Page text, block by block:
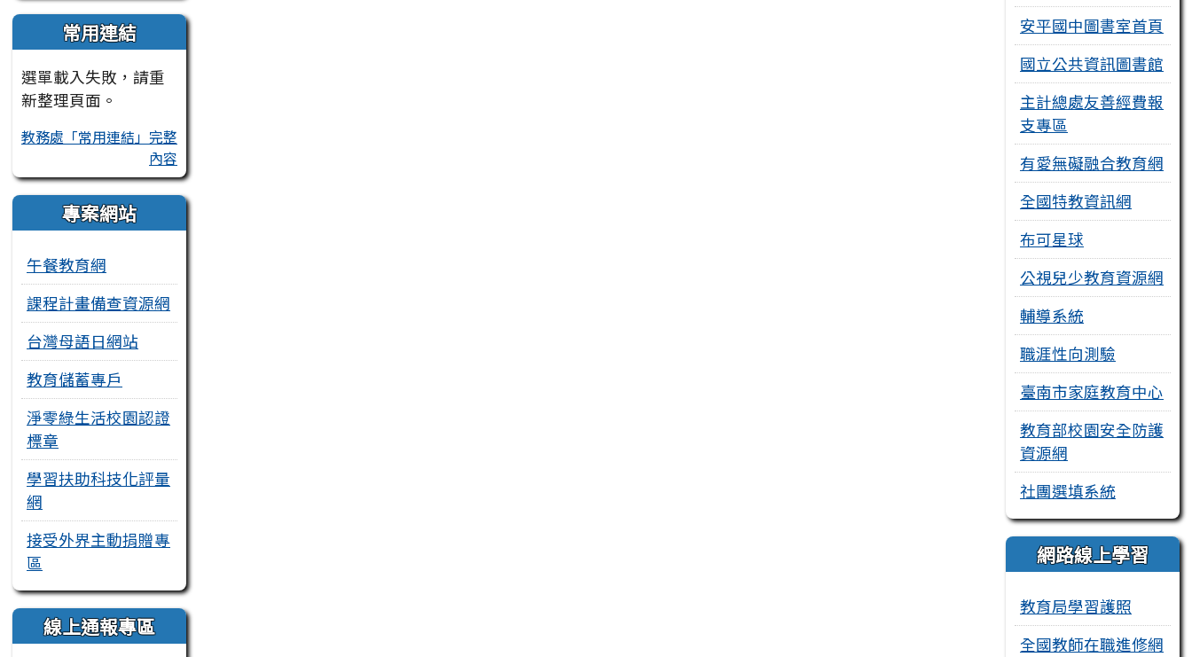
常用連結
選單載入失敗，請重
新整理頁面。
教務處「常用連結」完整
內容
專案網站
午餐教育網
課程計畫備查資源網
台灣母語日網站
教育儲蓄專戶
淨零綠生活校園認證
標章
學習扶助科技化評量
網
接受外界主動捐贈專
區
線上通報專區
安平國中圖書室首頁
國立公共資訊圖書館
主計總處友善經費報
支專區
有愛無礙融合教育網
全國特教資訊網
布可星球
公視兒少教育資源網
輔導系統
職涯性向測驗
臺南市家庭教育中心
教育部校園安全防護
資源網
社團選填系統
網路線上學習
教育局學習護照
全國教師在職進修網